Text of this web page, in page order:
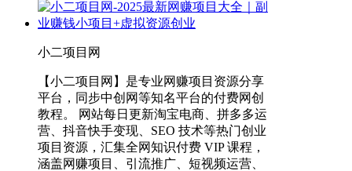
小二项目网
【小二项目网】是专业网赚项目资源分享
平台，同步中创网等知名平台的付费网创
教程。 网站每日更新淘宝电商、拼多多运
营、抖音快手变现、SEO 技术等热门创业
项目资源，汇集全网知识付费 VIP 课程，
涵盖网赚项目、引流推广、短视频运营、